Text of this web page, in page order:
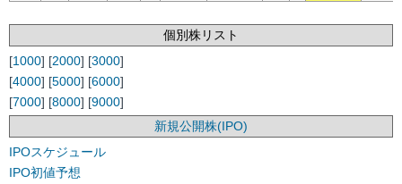
個別株リスト
[1000] [2000] [3000]
[4000] [5000] [6000]
[7000] [8000] [9000]
新規公開株(IPO)
IPOスケジュール
IPO初値予想